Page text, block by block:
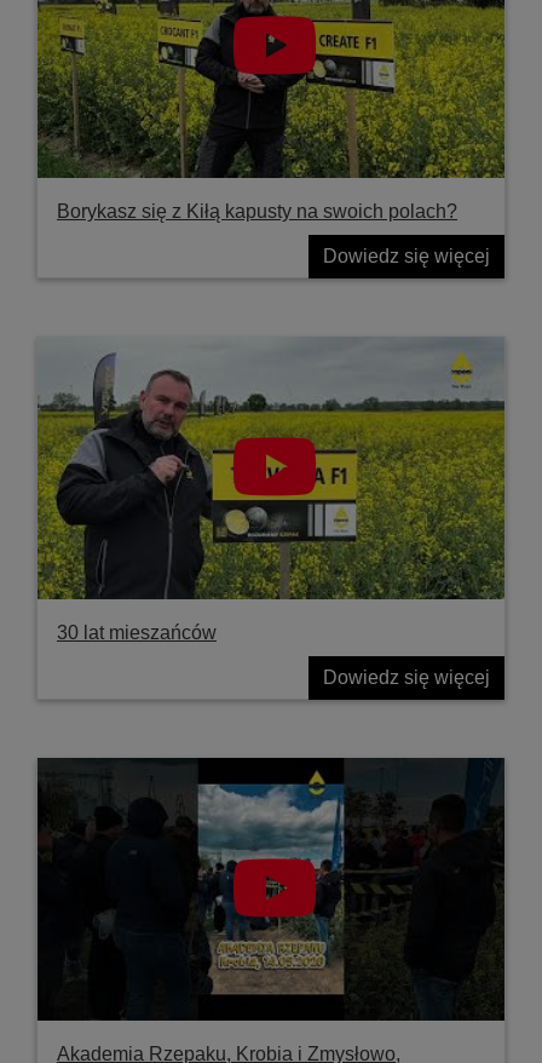
Borykasz się z Kiłą kapusty na swoich polach?
Dowiedz się więcej
30 lat mieszańców
Dowiedz się więcej
Akademia Rzepaku, Krobia i Zmysłowo,